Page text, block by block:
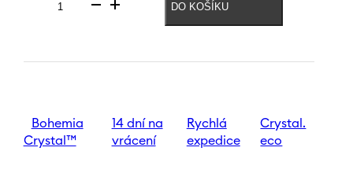
Sklenice
350
modrá
množství
DO KOŠÍKU
Bohemia
Crystal™
14 dní na
vrácení
Rychlá
expedice
Crystal.
eco